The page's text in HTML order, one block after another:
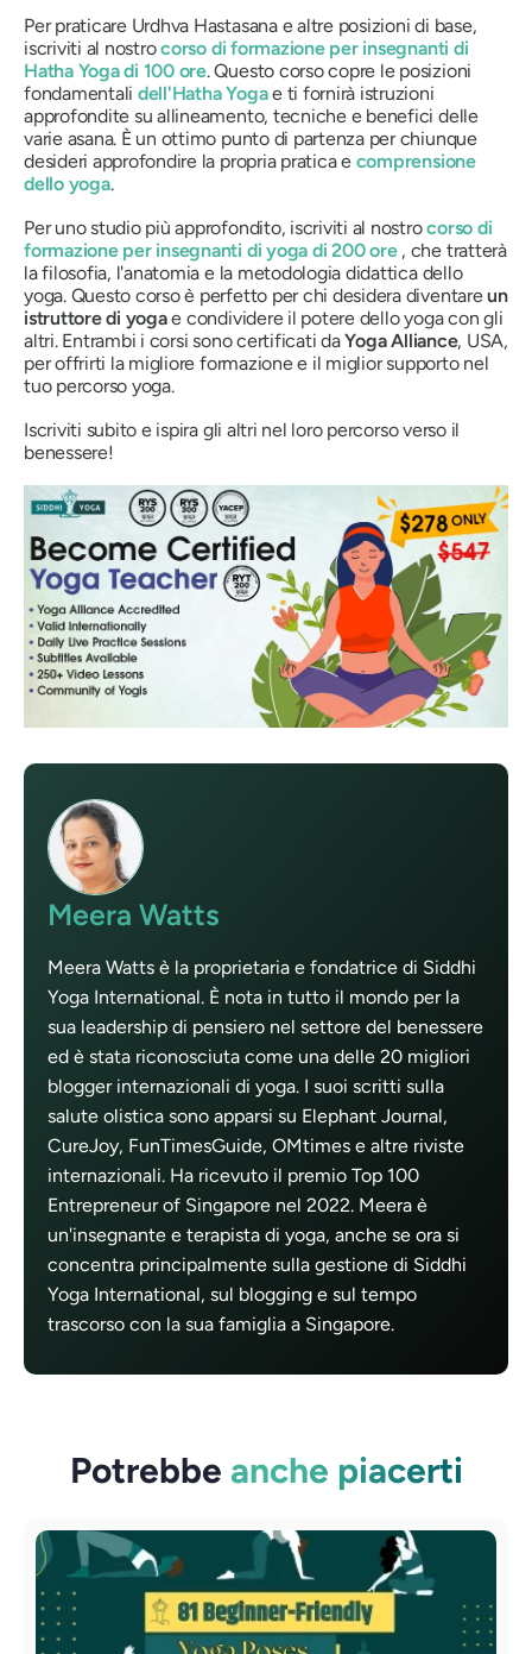
Per praticare Urdhva Hastasana e altre posizioni di base,
iscriviti al nostrocorso di formazione per insegnanti di
Hatha Yoga di 100 ore. Questo corso copre le posizioni
fondamentali dell'Hatha Yogae ti fornirà istruzioni
approfondite su allineamento, tecniche e benefici delle
varie asana. È un ottimo punto di partenza per chiunque
desideri approfondire la propria pratica e comprensione
dello yoga.
Per uno studio più approfondito, iscriviti al nostrocorso di
formazione per insegnanti di yoga di 200 ore, che tratterà
la filosofia, l'anatomia e la metodologia didattica dello
yoga. Questo corso è perfetto per chi desidera diventareun
istruttore di yogae condividere il potere dello yoga con gli
altri. Entrambi i corsi sono certificati daYoga Alliance, USA,
per offrirti la migliore formazione e il miglior supporto nel
tuo percorso yoga.
Iscriviti subito e ispira gli altri nel loro percorso verso il
benessere!
Meera Watts
Meera Watts è la proprietaria e fondatrice di Siddhi
Yoga International. È nota in tutto il mondo per la
sua leadership di pensiero nel settore del benessere
ed è stata riconosciuta come una delle 20 migliori
blogger internazionali di yoga. I suoi scritti sulla
salute olistica sono apparsi su Elephant Journal,
CureJoy, FunTimesGuide, OMtimes e altre riviste
internazionali. Ha ricevuto il premio Top 100
Entrepreneur of Singapore nel 2022. Meera è
un'insegnante e terapista di yoga, anche se ora si
concentra principalmente sulla gestione di Siddhi
Yoga International, sul blogging e sul tempo
trascorso con la sua famiglia a Singapore.
Potrebbe anche piacerti